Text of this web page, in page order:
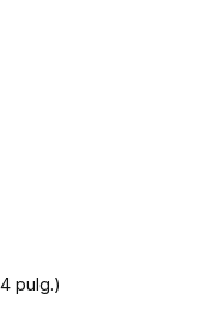
pulg.)